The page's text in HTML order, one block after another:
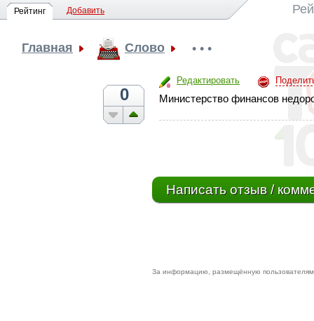
Рейтинг Добавить
Главная Слово • • •
Редактировать
0 Министерство финансов
Написать отзыв /
За информацию, размещённую